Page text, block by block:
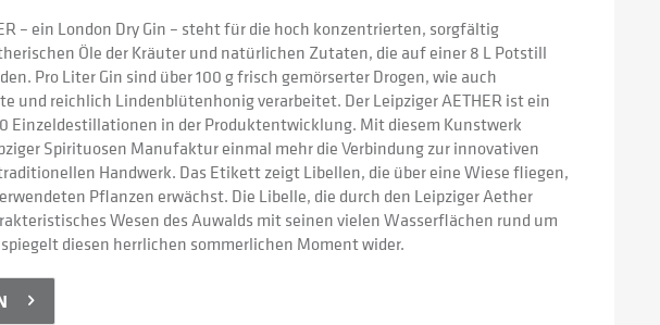
– ein London Dry Gin – steht für die hoch konzentrierten, sorgfältig
Öle der Kräuter und natürlichen Zutaten, die auf einer 8 L Potstill
Pro Liter Gin sind über 100 g frisch gemörserter Drogen, wie auch
und reichlich Lindenblütenhonig verarbeitet. Der Leipziger AETHER ist ein
Einzeldestillationen in der Produktentwicklung. Mit diesem Kunstwerk
Spirituosen Manufaktur einmal mehr die Verbindung zur innovativen
Handwerk. Das Etikett zeigt Libellen, die über eine Wiese fliegen,
Pflanzen erwächst. Die Libelle, die durch den Leipziger Aether
Wesen des Auwalds mit seinen vielen Wasserflächen rund um
diesen herrlichen sommerlichen Moment wider.